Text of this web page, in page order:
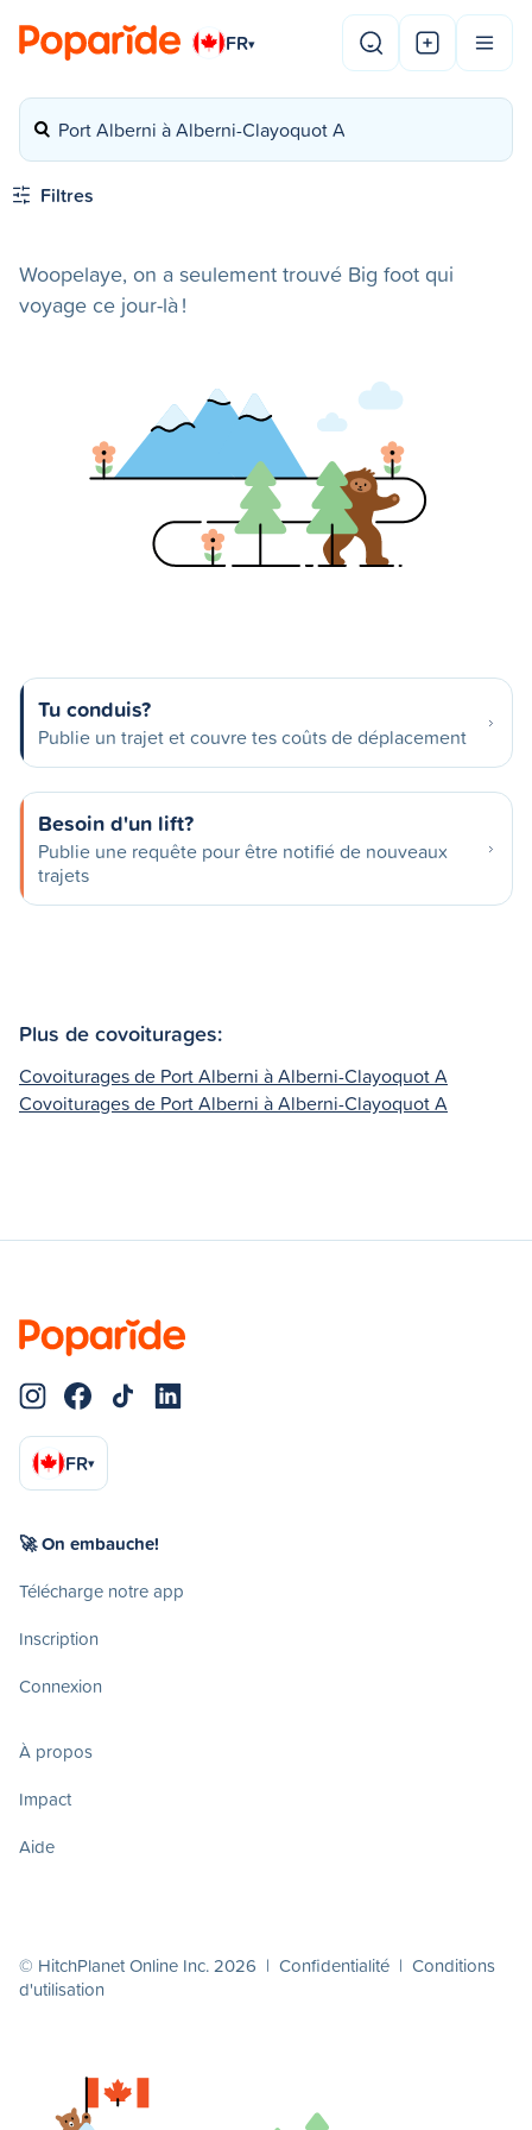
FR▾
Port Alberni à Alberni-Clayoquot A
Filtres
Woopelaye, on a seulement trouvé Big foot qui
voyage ce jour-là !
Tu conduis?
Publie un trajet et couvre tes coûts de déplacement
Besoin d'un lift?
Publie une requête pour être notifié de nouveaux
trajets
Plus de covoiturages:
Covoiturages de Port Alberni à Alberni-Clayoquot A
Covoiturages de Port Alberni à Alberni-Clayoquot A
FR▾
🚀 On embauche!
Télécharge notre app
Inscription
Connexion
À propos
Impact
Aide
© HitchPlanet Online Inc. 2026 | Confidentialité | Conditions
d'utilisation